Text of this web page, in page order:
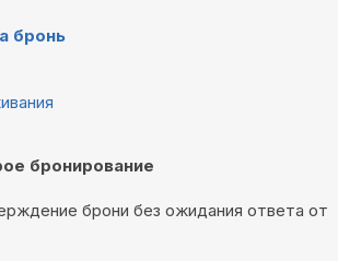
бронь
бронирование
брони без ожидания ответа от